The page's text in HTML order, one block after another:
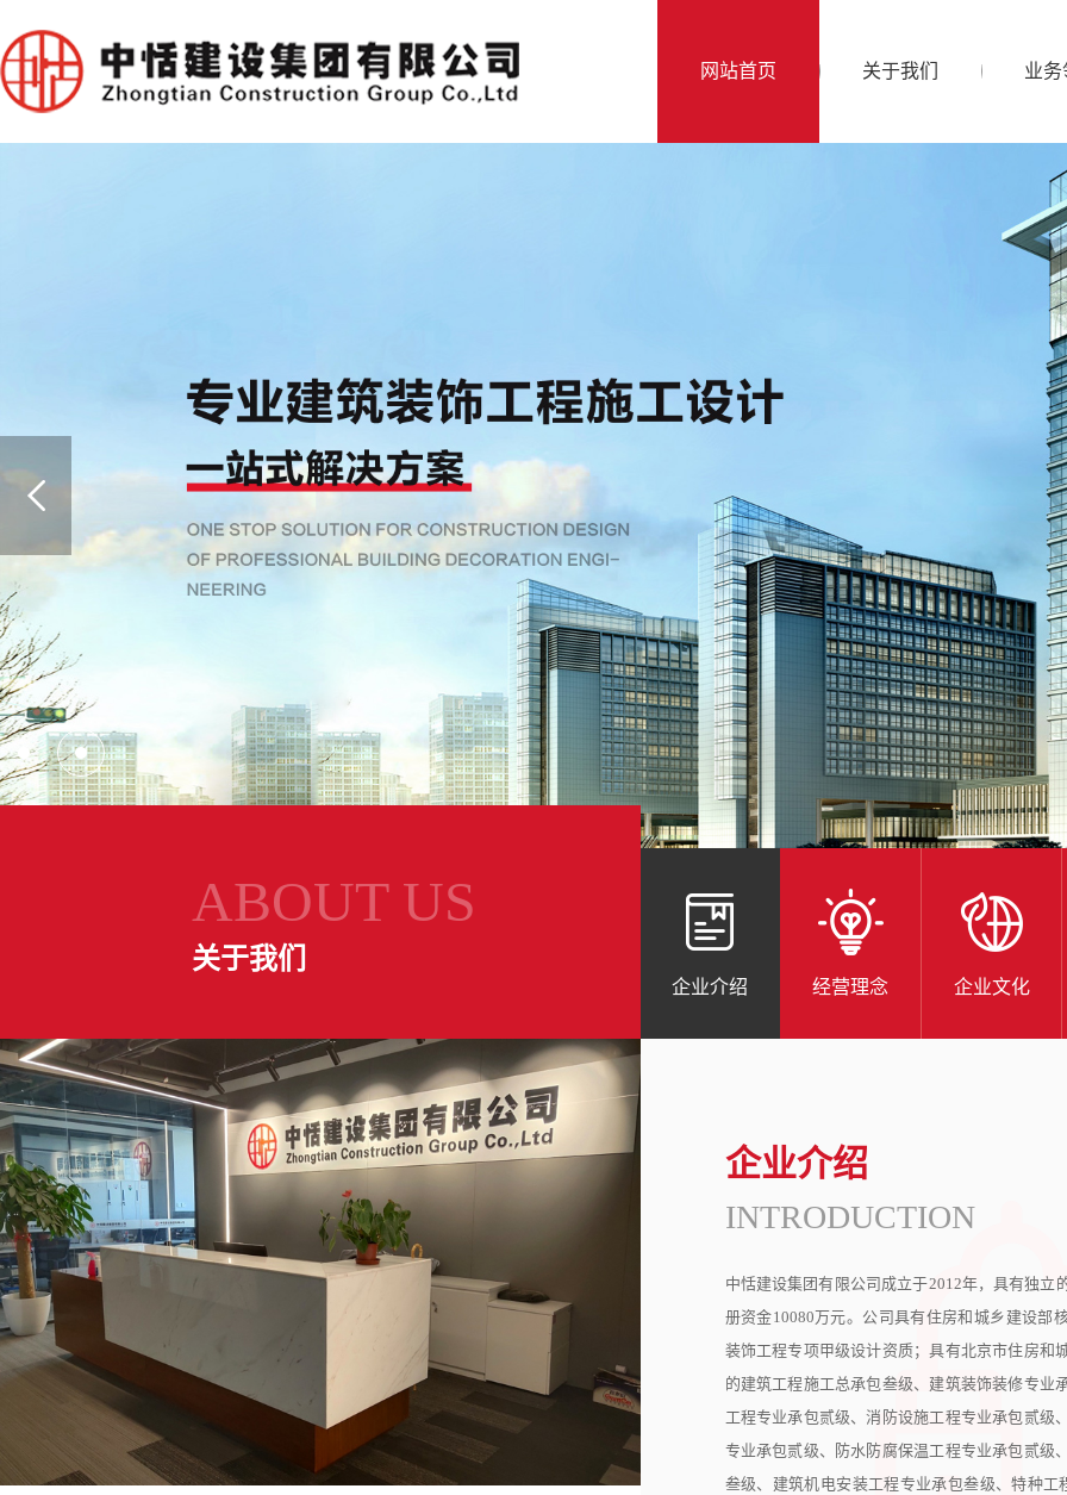
网站首页 关于我们 业务
ABOUT US
关于我们
企业介绍 经营理念 企业文化
企业介绍
INTRODUCTION
中恬建设集团有限公司成立于2012年，具有独立
册资金10080万元。公司具有住房和城乡建设部
装饰工程专项甲级设计资质；具有北京市住房和
的建筑工程施工总承包叁级、建筑装饰装修专业
工程专业承包贰级、消防设施工程专业承包贰级
专业承包贰级、防水防腐保温工程专业承包贰级
叁级、建筑机电安装工程专业承包叁级、特种工